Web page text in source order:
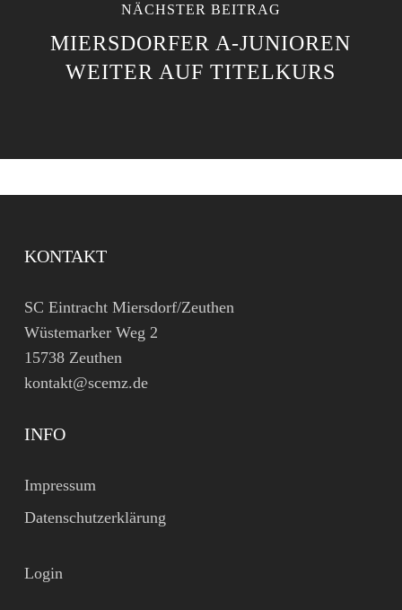
NÄCHSTER BEITRAG
MIERSDORFER A-JUNIOREN
WEITER AUF TITELKURS
KONTAKT
SC Eintracht Miersdorf/Zeuthen
Wüstemarker Weg 2
15738 Zeuthen
kontakt@scemz.de
INFO
Impressum
Datenschutzerklärung
Login